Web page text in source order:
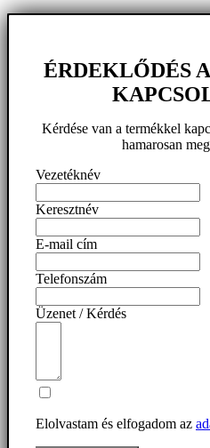
ÉRDEKLŐDÉS
Kérdése van a termékkel
hamarosan
Vezetéknév
Keresztnév
E-mail cím
Telefonszám
Üzenet / Kérdés
Elolvastam és elfogadom az